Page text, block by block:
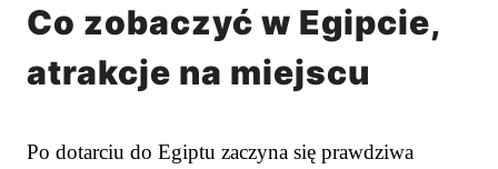
Co zobaczyć w Egipcie,
atrakcje na miejscu
Po dotarciu do Egiptu zaczyna się prawdziwa